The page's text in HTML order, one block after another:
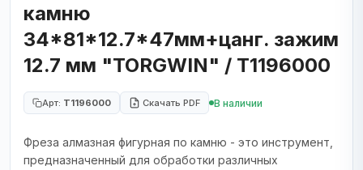
камню
34*81*12.7*47мм+цанг. зажим
12.7 мм "TORGWIN" / T1196000
Арт: T1196000 Скачать PDF В наличии
Фреза алмазная фигурная по камню - это инструмент,
предназначенный для обработки различных